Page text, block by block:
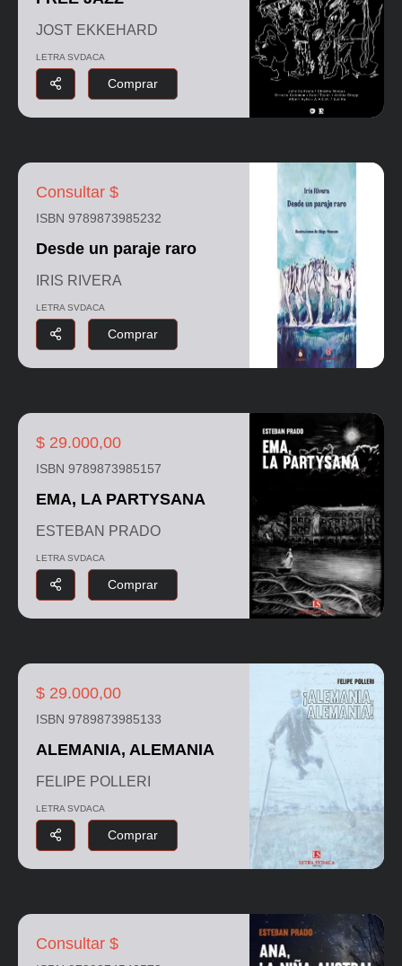
JOST EKKEHARD
LETRA SVDACA
Comprar
Consultar $
ISBN 9789873985232
Desde un paraje raro
IRIS RIVERA
LETRA SVDACA
Comprar
$ 29.000,00
ISBN 9789873985157
EMA, LA PARTYSANA
ESTEBAN PRADO
LETRA SVDACA
Comprar
$ 29.000,00
ISBN 9789873985133
ALEMANIA, ALEMANIA
FELIPE POLLERI
LETRA SVDACA
Comprar
Consultar $